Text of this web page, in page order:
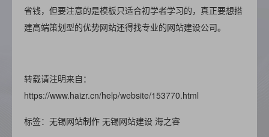
省钱，但要注意的是模板只适合初学者学习的，真正要想搭
建高端策划型的优势网站还得找专业的网站建设公司。
转载请注明来自：
https://www.haizr.cn/help/website/153770.html
标签：无锡网站制作 无锡网站建设 海之睿